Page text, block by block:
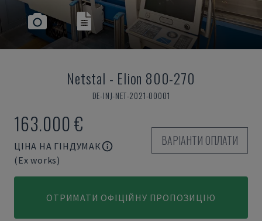
Netstal - Elion 800-270
DE-INJ-NET-2021-00001
163.000 €
ЦІНА НА ГІНДУМАК
(Ex works)
ВАРІАНТИ ОПЛАТИ
ОТРИМАТИ ОФІЦІЙНУ ПРОПОЗИЦІЮ